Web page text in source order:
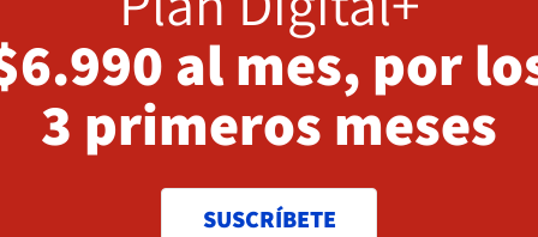
al mes, por
3 primeros meses
SUSCRÍBETE